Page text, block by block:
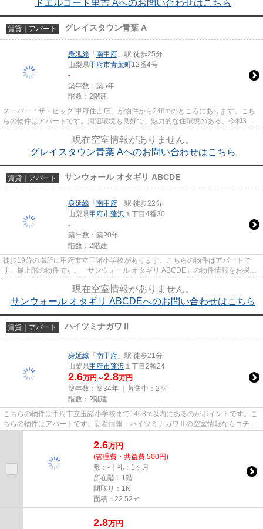
ドエルコート里吉 Aへのお問い合わせはこちら
賃貸｜アパート グレイスタウン青葉 A
身延線 「 南甲府 」駅 徒歩25分
山梨県甲府市青葉町12番4号
-
築年数：築5年
階数：2階建
スーパー「ザ・ビッグ 甲府住吉店」が物件から248mのところにあります。こち
らの物件はアパートです。周辺環境も良好で、魅力的な住環境のある、令和3年
現在空室情報がありません。
グレイスタウン青葉 Aへのお問い合わせはこちら
賃貸｜アパート サンウォール オタギリ ABCDE
身延線 「 南甲府 」駅 徒歩22分
山梨県甲府市蓬沢 １丁目4番30
-
築年数：築20年
階数：2階建
徒歩19分の場所に甲府市立玉諸小学校があります。こちらの物件はアパートで
す。最上階の物件です。「サンウォール オタギリ ABCDE」の物件情報をお探し
現在空室情報がありません。
サンウォール オタギリ ABCDEへのお問い合わせはこちら
賃貸｜アパート ハイツミナガワⅡ
身延線 「 南甲府 」駅 徒歩21分
山梨県甲府市蓬沢 １丁目2番24
2.6万円～2.8万円
築年数：築34年 ｜募集中： 2室
階数：2階建
こちらの物件は甲府市立玉諸小学校まで1408m以内にあるのがポイントです。こ
ちらの物件はアパートです。新着情報：ハイツミナガワⅡの空室情報ならコチ
2.6万円
(管理費・共益費 500円)
敷：-｜礼：1ヶ月
所在階：1階
間取り：1K
面積：22.52㎡
2.8万円